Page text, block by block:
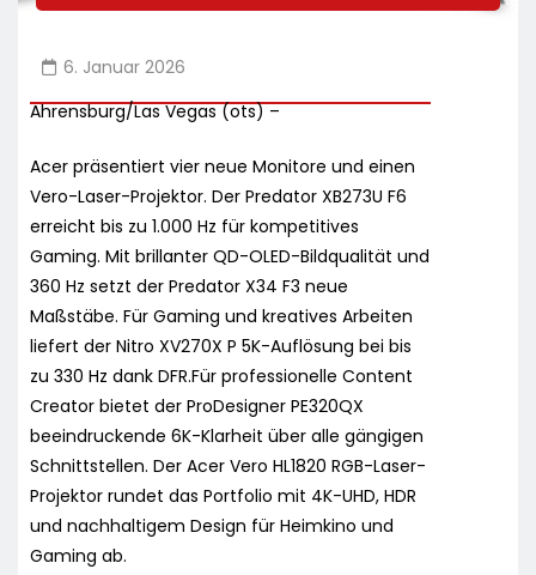
6. Januar 2026
Ahrensburg/Las Vegas (ots) –
Acer präsentiert vier neue Monitore und einen
Vero-Laser-Projektor. Der Predator XB273U F6
erreicht bis zu 1.000 Hz für kompetitives
Gaming. Mit brillanter QD-OLED-Bildqualität und
360 Hz setzt der Predator X34 F3 neue
Maßstäbe. Für Gaming und kreatives Arbeiten
liefert der Nitro XV270X P 5K-Auflösung bei bis
zu 330 Hz dank DFR.Für professionelle Content
Creator bietet der ProDesigner PE320QX
beeindruckende 6K-Klarheit über alle gängigen
Schnittstellen. Der Acer Vero HL1820 RGB-Laser-
Projektor rundet das Portfolio mit 4K-UHD, HDR
und nachhaltigem Design für Heimkino und
Gaming ab.